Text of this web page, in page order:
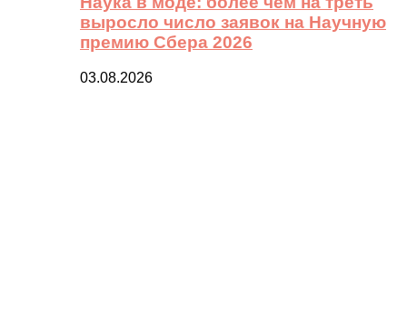
выросло число заявок на Научную
премию Сбера 2026
03.08.2026